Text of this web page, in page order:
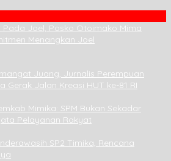
Joel, Posko Otoimako Mima
Menangkan Joel
Juang, Jurnalis Perempuan
Gerak Jalan Kreasi HUT ke-81 RI
Mimika: SPM Bukan Sekadar
Pelayanan Rakyat
SP2 Timika, Rencana